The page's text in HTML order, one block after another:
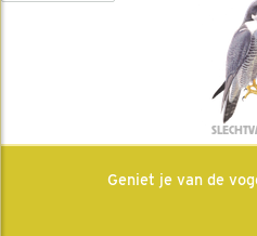
Geniet je van de